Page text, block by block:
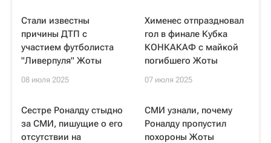
Стали известны
причины ДТП с
участием футболиста
"Ливерпуля" Жоты
08 июля 2025
Хименес отпраздновал
гол в финале Кубка
КОНКАКАФ с майкой
погибшего Жоты
07 июля 2025
Сестре Роналду стыдно
за СМИ, пишущие о его
отсутствии на
СМИ узнали, почему
Роналду пропустил
похороны Жоты